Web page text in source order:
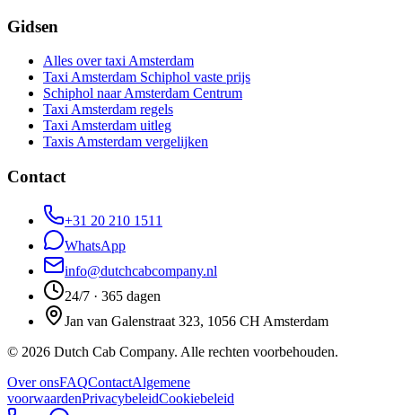
Gidsen
Alles over taxi Amsterdam
Taxi Amsterdam Schiphol vaste prijs
Schiphol naar Amsterdam Centrum
Taxi Amsterdam regels
Taxi Amsterdam uitleg
Taxis Amsterdam vergelijken
Contact
+31 20 210 1511
WhatsApp
info@dutchcabcompany.nl
24/7 · 365 dagen
Jan van Galenstraat 323, 1056 CH Amsterdam
© 2026 Dutch Cab Company. Alle rechten voorbehouden.
Over onsFAQContactAlgemene
voorwaardenPrivacybeleidCookiebeleid